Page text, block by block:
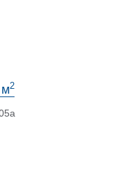
м2